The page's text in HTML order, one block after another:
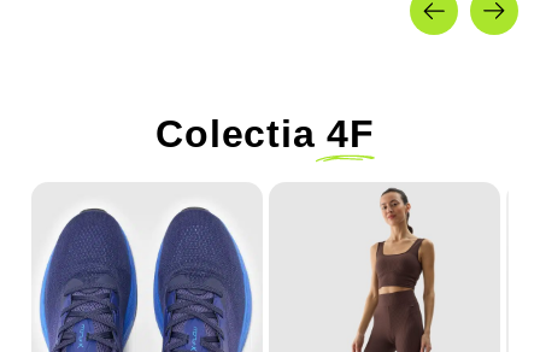
Colectia 4F